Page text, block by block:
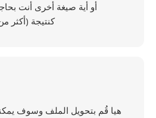
كنتيجة (أكثر من 200 صيغة
هيا قُم بتحويل الملف وسوف